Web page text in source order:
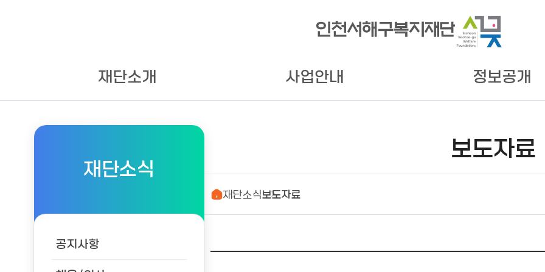
재단소개 사업안내 정보공개
재단소식
공지사항
보도자료
재단소식보도자료